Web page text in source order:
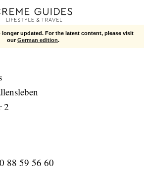
updated. For the latest content, please visit
ourGerman edition.
Imprint
2
88 59 56 60